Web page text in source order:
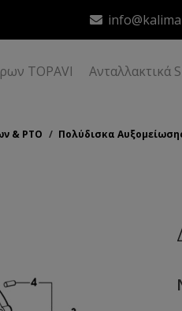
TOPAVI Ανταλλακτικά
& ΡΤΟ / Πολύδισκα